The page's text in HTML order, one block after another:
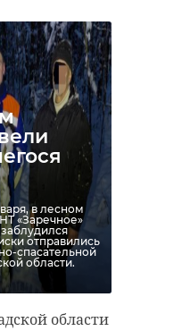
в лесном
«Заречное»
отправились
спасательной
области.
области